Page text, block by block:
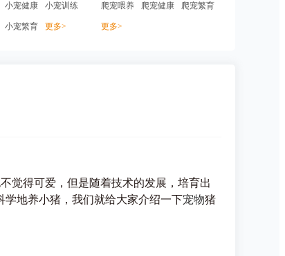
小宠健康 小宠训练
小宠繁育 更多>
爬宠喂养 爬宠健康 爬宠繁育
更多>
觉得可爱，但是随着技术的发展，培育出
学地养小猪，我们就给大家介绍一下宠物猪